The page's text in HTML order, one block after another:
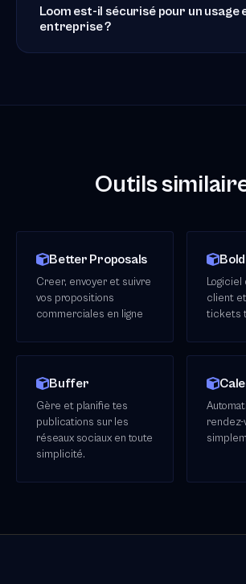
Loom est-il sécurisé pour un usage
entreprise ?
Outils
Better Proposals
Creer, envoyer et suivre
vos propositions
commerciales en ligne
client
tickets
Buffer
Gère et planifie tes
publications sur les
réseaux sociaux en toute
simplicité.
rendez-